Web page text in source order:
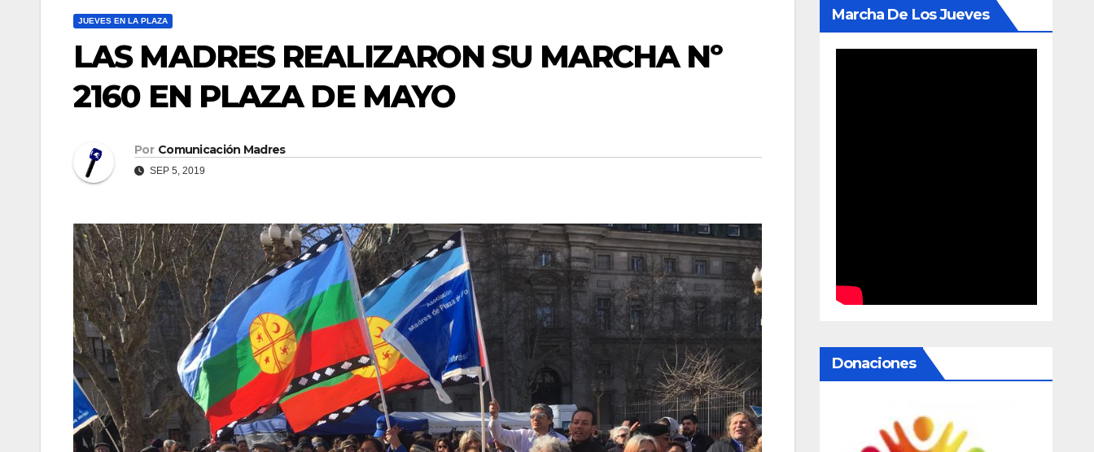
JUEVES EN LA PLAZA
LAS MADRES REALIZARON SU MARCHA Nº
2160 EN PLAZA DE MAYO
Por Comunicación Madres
SEP 5, 2019
Marcha De Los Jueves
Donaciones